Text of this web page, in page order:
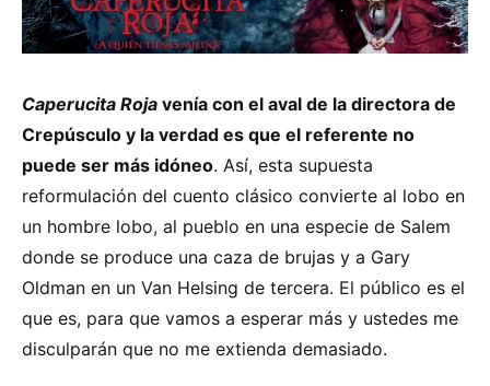
Caperucita Roja venía con el aval de la directora de
Crepúsculo y la verdad es que el referente no
puede ser más idóneo. Así, esta supuesta
reformulación del cuento clásico convierte al lobo en
un hombre lobo, al pueblo en una especie de Salem
donde se produce una caza de brujas y a Gary
Oldman en un Van Helsing de tercera. El público es el
que es, para que vamos a esperar más y ustedes me
disculparán que no me extienda demasiado.